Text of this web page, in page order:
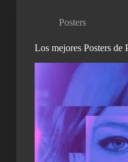
Posters
Los mejores Posters de